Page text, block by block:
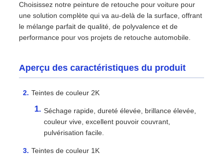
Choisissez notre peinture de retouche pour voiture pour
une solution complète qui va au-delà de la surface, offrant
le mélange parfait de qualité, de polyvalence et de
performance pour vos projets de retouche automobile.
Aperçu des caractéristiques du produit
Teintes de couleur 2K
Séchage rapide, dureté élevée, brillance élevée,
couleur vive, excellent pouvoir couvrant,
pulvérisation facile.
Teintes de couleur 1K